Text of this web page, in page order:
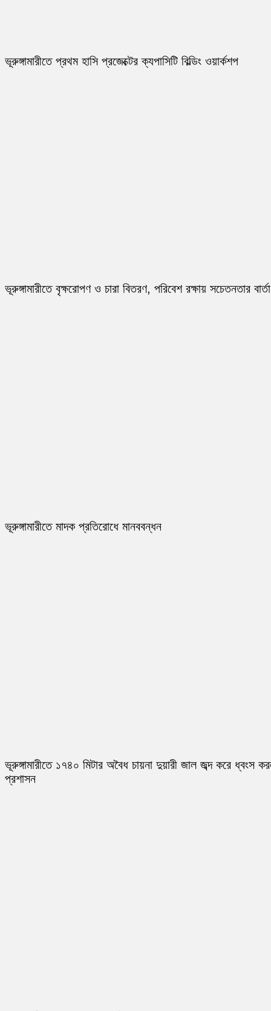
ভূরুঙ্গামারীতে প্রথম হাসি প্রজেক্টের ক্যপাসিটি বিল্ডিং ওয়ার্কশপ
ভূরুঙ্গামারীতে বৃক্ষরোপণ ও চারা বিতরণ, পরিবেশ রক্ষায় সচেতনতার বার্তা
ভূরুঙ্গামারীতে মাদক প্রতিরোধে মানববন্ধন
ভূরুঙ্গামারীতে ১৭৪০ মিটার অবৈধ চায়না দুয়ারী জাল জব্দ করে ধ্বংস
প্রশাসন